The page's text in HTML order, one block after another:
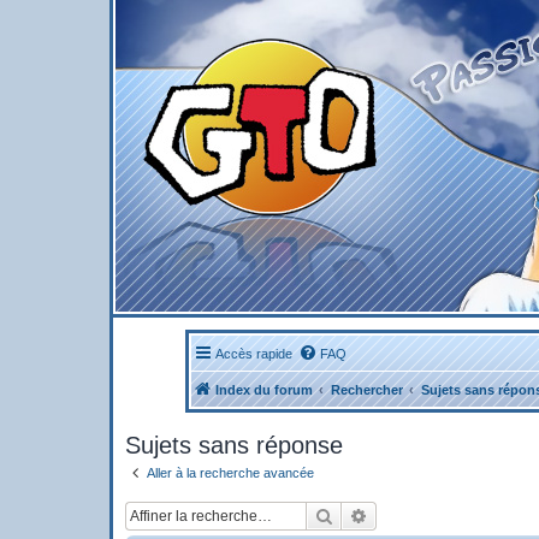
Accès rapide FAQ
Index du forum Rechercher Sujets sans
Sujets sans réponse
Aller à la recherche avancée
Rechercher